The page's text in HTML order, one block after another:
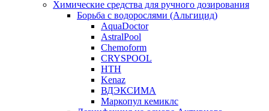
Химические средства для ручного дозирования
Борьба с водорослями (Альгицид)
AquaDoctor
AstralPool
Chemoform
CRYSPOOL
HTH
Kenaz
ВДЭКСИМА
Маркопул кемиклс